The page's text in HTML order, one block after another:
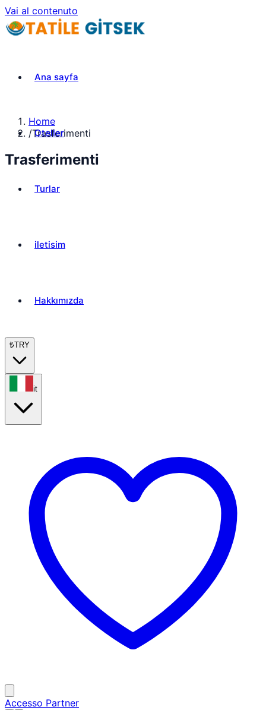
Vai al contenuto
Ana sayfa
Oteller
Turlar
iletisim
Hakkımızda
₺TRY
it
Accesso Partner
Home
/Trasferimenti
Trasferimenti